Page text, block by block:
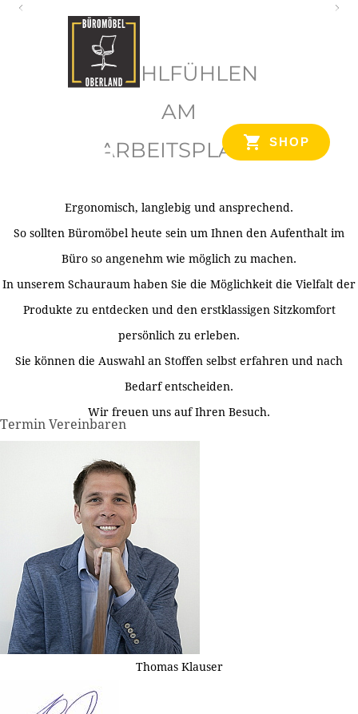
SHOP
WOHLFÜHLEN
AM
ARBEITSPLATZ
Ergonomisch, langlebig und ansprechend.
So sollten Büromöbel heute sein um Ihnen den Aufenthalt im
Büro so angenehm wie möglich zu machen.
In unserem Schauraum haben Sie die Möglichkeit die Vielfalt der
Produkte zu entdecken und den erstklassigen Sitzkomfort
persönlich zu erleben.
Sie können die Auswahl an Stoffen selbst erfahren und nach
Bedarf entscheiden.
Wir freuen uns auf Ihren Besuch.
Termin Vereinbaren
Thomas Klauser